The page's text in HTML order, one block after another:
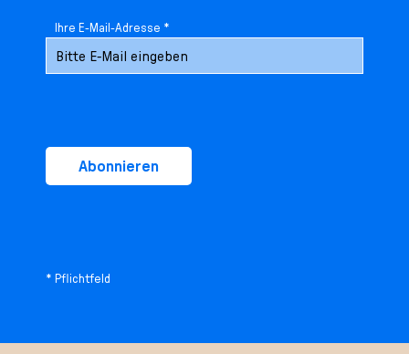
Ihre E-Mail-Adresse *
Abonnieren
* Pflichtfeld